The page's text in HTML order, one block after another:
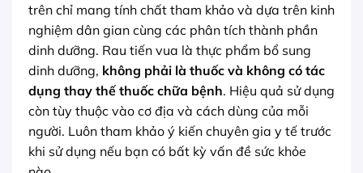
trên chỉ mang tính chất tham khảo và dựa trên kinh
nghiệm dân gian cùng các phân tích thành phần
dinh dưỡng. Rau tiến vua là thực phẩm bổ sung
dinh dưỡng, không phải là thuốc và không có tác
dụng thay thế thuốc chữa bệnh. Hiệu quả sử dụng
còn tùy thuộc vào cơ địa và cách dùng của mỗi
người. Luôn tham khảo ý kiến chuyên gia y tế trước
khi sử dụng nếu bạn có bất kỳ vấn đề sức khỏe